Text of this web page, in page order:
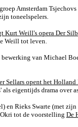
Amsterdam Tsjechovs
toneelspelers.
Kurt Weill's opera Der
Weill tot leven.
bewerking van Michael
Sellars opent het
eigentijds drama over
en Rieks Swarte (met
tot de voorstelling De